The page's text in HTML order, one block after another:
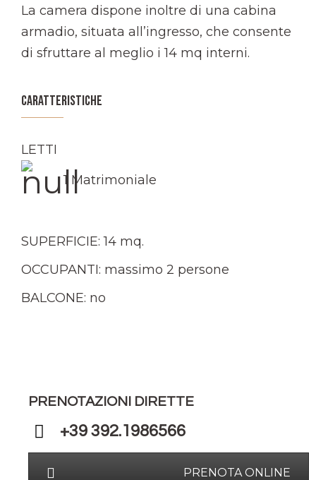
La camera dispone inoltre di una cabina
armadio, situata all’ingresso, che consente
di sfruttare al meglio i 14 mq interni.
CARATTERISTICHE
LETTI
1 Matrimoniale
SUPERFICIE: 14 mq.
OCCUPANTI: massimo 2 persone
BALCONE: no
PRENOTAZIONI DIRETTE
+39 392.1986566
PRENOTA ONLINE